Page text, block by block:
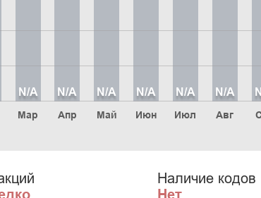
Мар
N/A
Апр
N/A
Май
N/A
Июн
N/A
Июл
N/A
Авг
N/A
Наличие кодов
Нет